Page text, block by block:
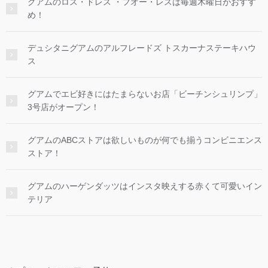
グアムのロス・ドレス ・フオー・レスは毎週木曜日がおすす
め！
デュシタニグアムのアルフレードズ トスカーナステーキハウ
ス
グアムでエビ好きにはたまらないお店「ビーチンシュリンプ」
3号店がオープン！
グアムのABCストアは欲しいものが何でも揃うコンビニエンス
ストア！
グアムのハーゲンダッツはインスタ映えする赤くて可愛いイン
テリア